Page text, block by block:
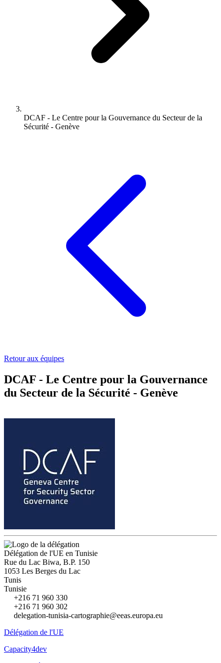
DCAF - Le Centre pour la Gouvernance du Secteur de la
Sécurité - Genève
Retour aux équipes
DCAF - Le Centre pour la Gouvernance
du Secteur de la Sécurité - Genève
Délégation de l'UE en Tunisie
Rue du Lac Biwa, B.P. 150
1053 Les Berges du Lac
Tunis
Tunisie
+216 71 960 330
+216 71 960 302
delegation-tunisia-cartographie@eeas.europa.eu
Délégation de l'UE
Capacity4dev